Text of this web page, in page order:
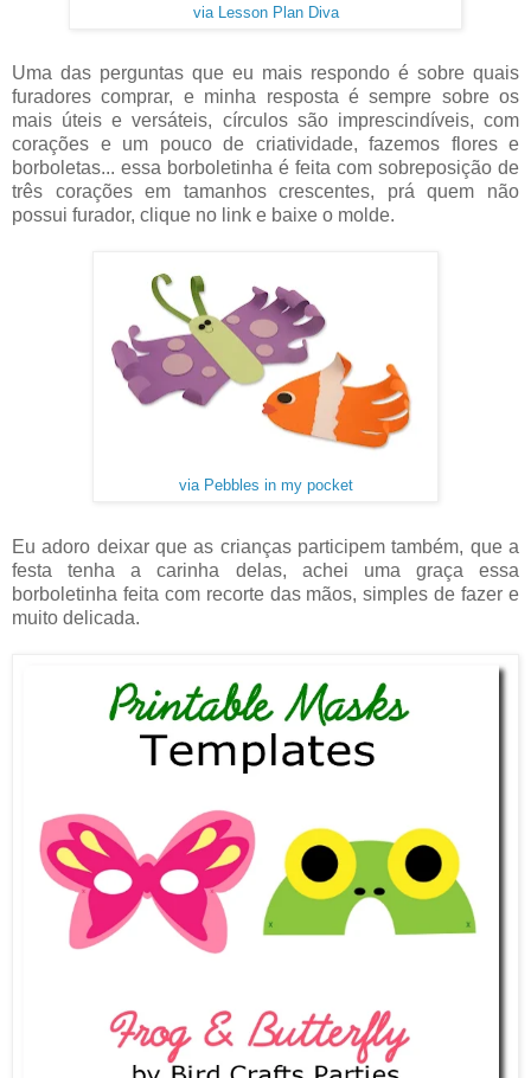
via Lesson Plan Diva
Uma das perguntas que eu mais respondo é sobre quais
furadores comprar, e minha resposta é sempre sobre os
mais úteis e versáteis, círculos são imprescindíveis, com
corações e um pouco de criatividade, fazemos flores e
borboletas... essa borboletinha é feita com sobreposição de
três corações em tamanhos crescentes, prá quem não
possui furador, clique no link e baixe o molde.
via Pebbles in my pocket
Eu adoro deixar que as crianças participem também, que a
festa tenha a carinha delas, achei uma graça essa
borboletinha feita com recorte das mãos, simples de fazer e
muito delicada.